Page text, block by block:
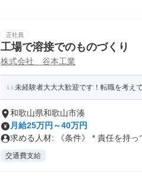
正社員
工場で溶接でのものづくり
株式会社 谷本工業
未経験者大大大歓迎です！転職を考え
和歌山県和歌山市湊
月給25万円～40万円
求める人材: 《条件》 * 責任を持っ
交通費支給